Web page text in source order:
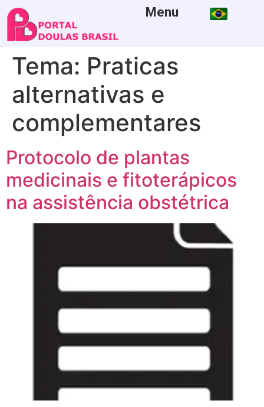
Menu
Tema: Praticas
alternativas e
complementares
Protocolo de plantas
medicinais e fitoterápicos
na assistência obstétrica